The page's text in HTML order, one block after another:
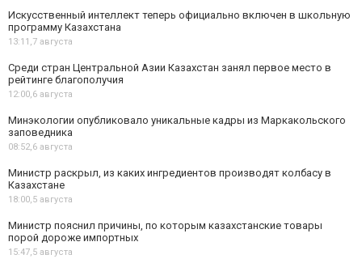
Искусственный интеллект теперь официально включен в школьную
программу Казахстана
13:11,7 августа
Среди стран Центральной Азии Казахстан занял первое место в
рейтинге благополучия
12:00,6 августа
Минэкологии опубликовало уникальные кадры из Маркакольского
заповедника
08:52,6 августа
Министр раскрыл, из каких ингредиентов производят колбасу в
Казахстане
18:00,5 августа
Министр пояснил причины, по которым казахстанские товары
порой дороже импортных
15:47,5 августа